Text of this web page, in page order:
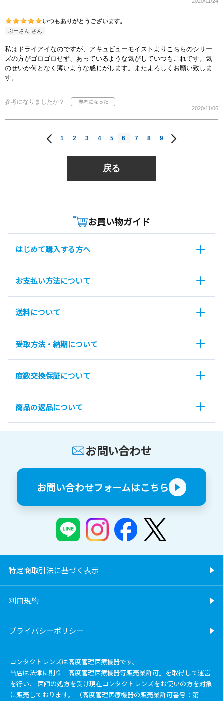
いつもありがとうございます。
ぷーさん さん
私はドライアイなのですが、アキュビューモイストよりこちらのシリー
ズの方がゴロゴロせず、あっているような気がしていつもこれです。気
のせいか何となく薄いような感じがします。またよろしくお願い致しま
す。
参考になりましたか？
2020/11/06
1 2 3 4 5 6 7 8 9
戻る
お買い物ガイド
はじめて購入する方へ
お支払い方法について
送料について
受取方法・納期について
度数交換保証について
商品の返品について
お問い合わせ
お問い合わせフォームはこちら
特定商取引法に基づく表示
利用規約
プライバシーポリシー
コンタクトレンズは高度管理医療機器です。
当店は法律に則り「高度管理医療機器等販売業許可」を取得して運営
を行い、 医師の処方を受け現在コンタクトレンズをお使いの方を対象
に販売しております。 （高度管理医療機器の販売業許可番号：第